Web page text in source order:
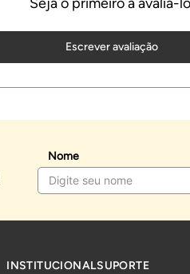
Escrever avaliação
Nome
INSTITUCIONALSUPORTE